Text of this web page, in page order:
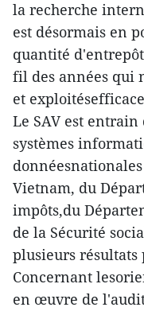
la recherche
est désormais en
quantité
fil des années qui
et
Le SAV est
systèmes
Vietnam, du
impôts,du
de la Sécurité
plusieurs résultats
Concernant
en œuvre de